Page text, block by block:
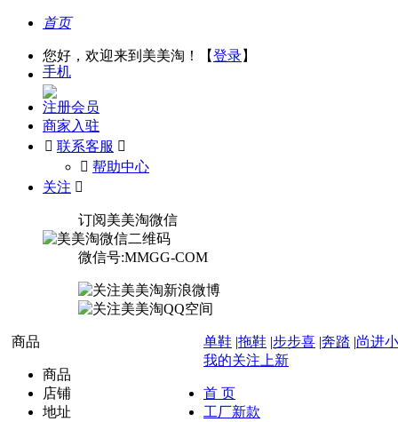
首页
您好，欢迎来到美美淘！【登录】
手机
注册会员
商家入驻
 联系客服 
󰅃 帮助中心
关注 
订阅美美淘微信
微信号:MMGG-COM
商品
商品
店铺
地址
单鞋 |拖鞋 |步步喜 |奔踏 |尚进
我的关注上新
首 页
工厂新款